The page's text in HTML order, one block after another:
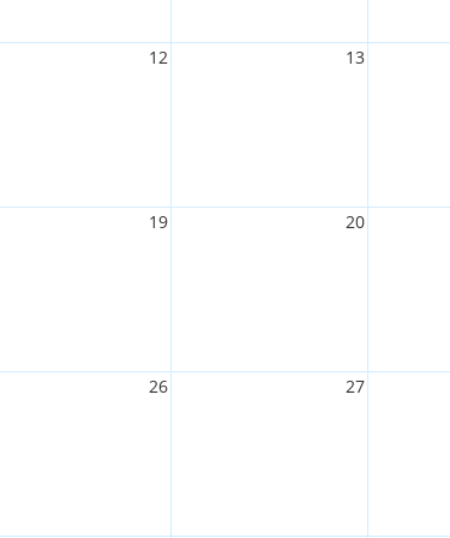
12 13
19 20
26 27